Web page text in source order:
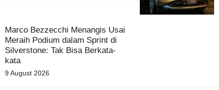
Marco Bezzecchi Menangis Usai
Meraih Podium dalam Sprint di
Silverstone: Tak Bisa Berkata-
kata
9 August 2026